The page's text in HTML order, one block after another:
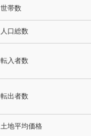
世帯数
人口総数
転入者数
転出者数
土地平均価格